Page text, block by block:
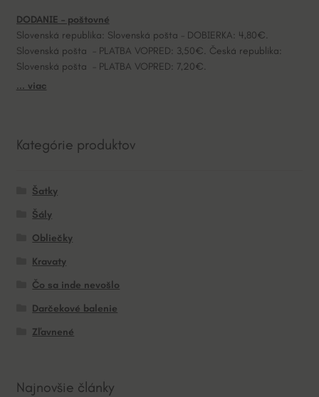
DODANIE – poštovné
Slovenská republika: Slovenská pošta – DOBIERKA: 4,80€.
Slovenská pošta – PLATBA VOPRED: 3,50€. Česká republika:
Slovenská pošta – PLATBA VOPRED: 7,20€.
... viac
Kategórie produktov
Šatky
Šály
Obliečky
Kravaty
Čo sa inde nevošlo
Darčekové balenie
Zľavnené
Najnovšie články